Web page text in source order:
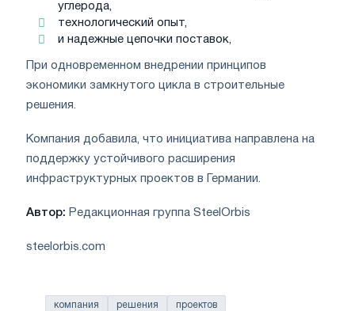
углерода,
технологический опыт,
и надежные цепочки поставок,
При одновременном внедрении принципов
экономики замкнутого цикла в строительные
решения.
Компания добавила, что инициатива направлена на
поддержку устойчивого расширения
инфраструктурных проектов в Германии.
Автор: Редакционная группа SteelOrbis
steelorbis.com
компания решения проектов